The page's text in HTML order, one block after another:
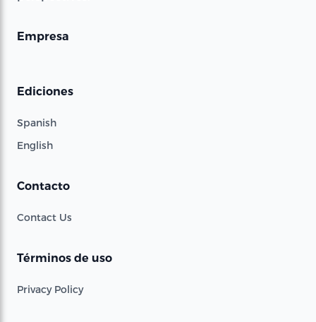
Empresa
Ediciones
Spanish
English
Contacto
Contact Us
Términos de uso
Privacy Policy